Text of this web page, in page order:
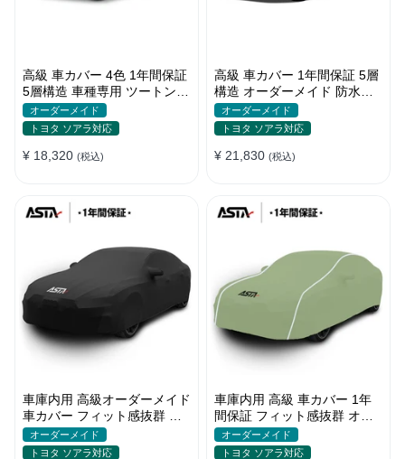
高級 車カバー 4色 1年間保証
5層構造 車種専用 ツートンカ
ラー オーダーメイド 防水 耐
久性
オーダーメイド
トヨタ ソアラ対応
¥ 18,320 (税込)
高級 車カバー 1年間保証 5層
構造 オーダーメイド 防水防
塵 裏起毛 車種専用
オーダーメイド
トヨタ ソアラ対応
¥ 21,830 (税込)
車庫内用 高級オーダーメイド
車カバー フィット感抜群 水
洗いOK 防塵防汚 傷防止 おし
ゃれ
オーダーメイド
トヨタ ソアラ対応
車庫内用 高級 車カバー 1年
間保証 フィット感抜群 オー
ダーメイド 水洗いOK おしゃ
れ 耐久性
オーダーメイド
トヨタ ソアラ対応